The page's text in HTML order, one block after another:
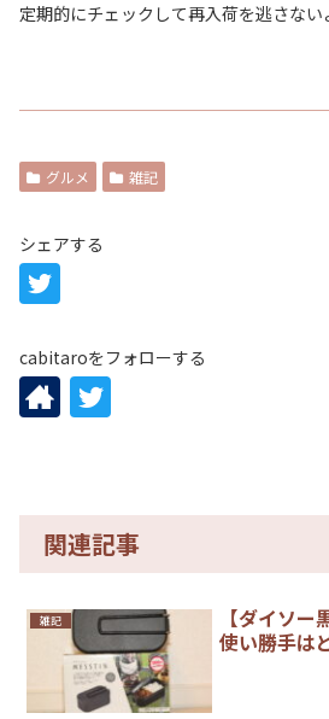
定期的にチェックして再入荷を逃さない
グルメ 雑記
シェアする
cabitaroをフォローする
関連記事
雑記
【ダイソ
使い勝手は